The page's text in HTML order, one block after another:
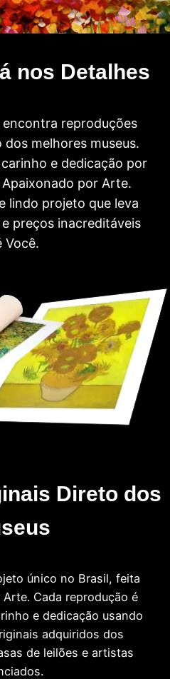
nos Detalhes
reproduções
melhores museus.
e dedicação por
por Arte.
lindo projeto que leva
preços inacreditáveis
Você.
Direto dos
único no Brasil, feita
Cada reprodução é
e dedicação usando
adquiridos dos
de leilões e artistas